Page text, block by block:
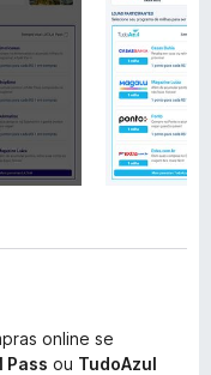
online se
Pass ou TudoAzul